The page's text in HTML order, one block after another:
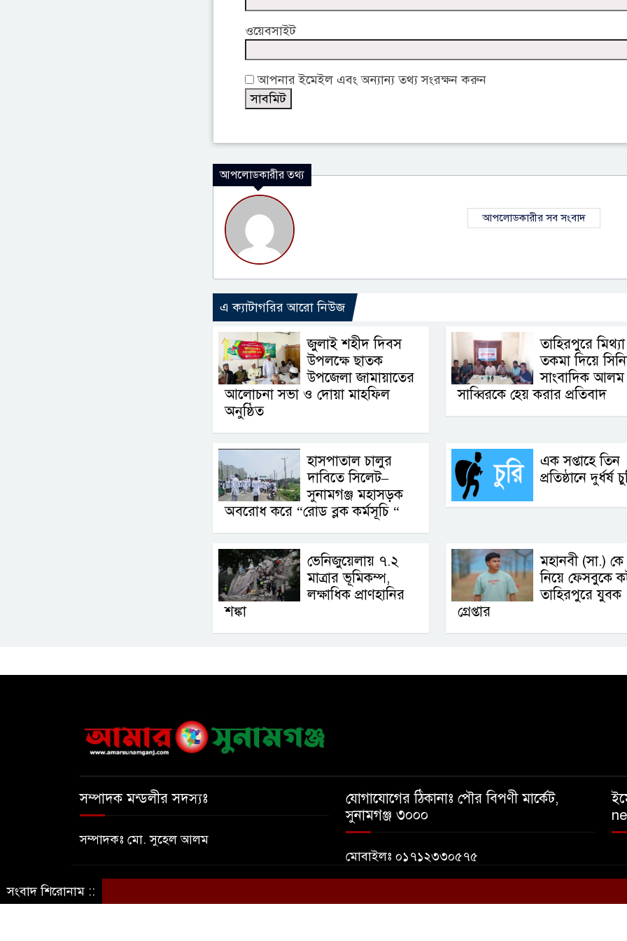
ওয়েবসাইট
আপনার ইমেইল এবং অন্যান্য তথ্য সংরক্ষন করুন
আপলোডকারীর তথ্য
আপলোডকারীর সব সংবাদ
এ ক্যাটাগরির আরো নিউজ
জুলাই শহীদ দিবস
উপলক্ষে ছাতক
উপজেলা জামায়াতের
আলোচনা সভা ও দোয়া মাহফিল
অনুষ্ঠিত
তাহিরপুরে মিথ্যা
তকমা দিয়ে
সাংবাদিক আলম
সাব্বিরকে হেয় করার প্রতিবাদ
হাসপাতাল চালুর
দাবিতে সিলেট–
সুনামগঞ্জ মহাসড়ক
অবরোধ করে “রোড ব্লক কর্মসূচি “
এক সপ্তাহে তিন
প্রতিষ্ঠানে দুর্ধর্ষ
ভেনিজুয়েলায় ৭.২
মাত্রার ভূমিকম্প,
লক্ষাধিক প্রাণহানির
শঙ্কা
মহানবী (সা.) কে
নিয়ে ফেসবুকে
তাহিরপুরে যুবক
গ্রেপ্তার
সম্পাদক মন্ডলীর সদস্যঃ
সম্পাদকঃ মো. সুহেল আলম
যোগাযোগের ঠিকানাঃ পৌর বিপণী মার্কেট,
সুনামগঞ্জ ৩০০০
মোবাইলঃ ০১৭১২৩৩০৫৭৫
© সর্বস্বত্ব সংরক্ষিত © আমার সুনামগঞ্জ
সংবাদ শিরোনাম ::